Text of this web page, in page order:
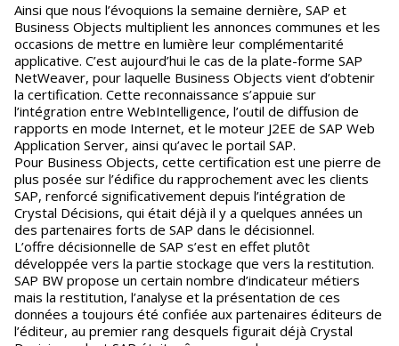
Ainsi que nous l’évoquions la semaine dernière, SAP et
Business Objects multiplient les annonces communes et les
occasions de mettre en lumière leur complémentarité
applicative. C’est aujourd’hui le cas de la plate-forme SAP
NetWeaver, pour laquelle Business Objects vient d’obtenir
la certification. Cette reconnaissance s’appuie sur
l’intégration entre WebIntelligence, l’outil de diffusion de
rapports en mode Internet, et le moteur J2EE de SAP Web
Application Server, ainsi qu’avec le portail SAP.
Pour Business Objects, cette certification est une pierre de
plus posée sur l’édifice du rapprochement avec les clients
SAP, renforcé significativement depuis l’intégration de
Crystal Décisions, qui était déjà il y a quelques années un
des partenaires forts de SAP dans le décisionnel.
L’offre décisionnelle de SAP s’est en effet plutôt
développée vers la partie stockage que vers la restitution.
SAP BW propose un certain nombre d’indicateur métiers
mais la restitution, l’analyse et la présentation de ces
données a toujours été confiée aux partenaires éditeurs de
l’éditeur, au premier rang desquels figurait déjà Crystal